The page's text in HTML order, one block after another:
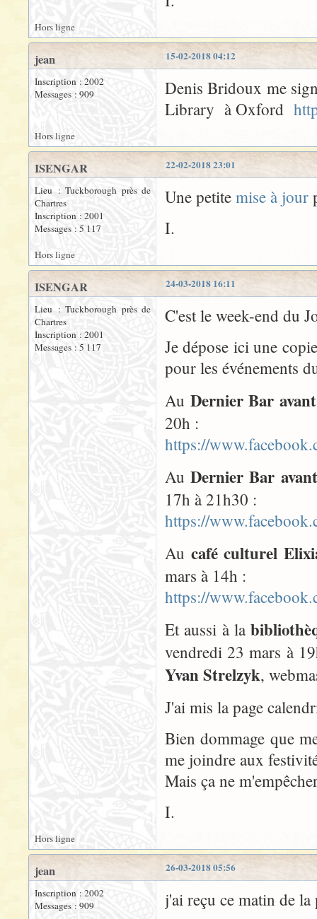
Hors ligne
15-02-2018 04:12
jean
Inscription : 2002
Messages : 909
Denis Bridoux me
Library à Oxford
Hors ligne
22-02-2018 23:01
ISENGAR
Lieu : Tuckborough près de
Chartres
Inscription : 2001
Messages : 5 117
Une petite mise à jour
I.
Hors ligne
24-03-2018 16:11
ISENGAR
Lieu : Tuckborough près de
Chartres
Inscription : 2001
Messages : 5 117
C'est le week-end du
Je dépose ici une
pour les événements
Au Dernier Bar
20h :
https://
AuDernier Bar
17h à 21h30 :
https://
Au café culturel
mars à 14h :
https://
Et aussi à la
vendredi 23 mars à
Yvan Strelzyk,
J'ai mis la page
Bien dommage que
me joindre aux
Mais ça ne
I.
Hors ligne
26-03-2018 05:56
jean
Inscription : 2002
Messages : 909
j'ai reçu ce matin de